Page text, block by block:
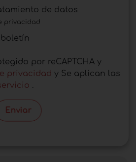
de datos
privacidad
por reCAPTCHA y
privacidad y Se aplican las
.
Enviar